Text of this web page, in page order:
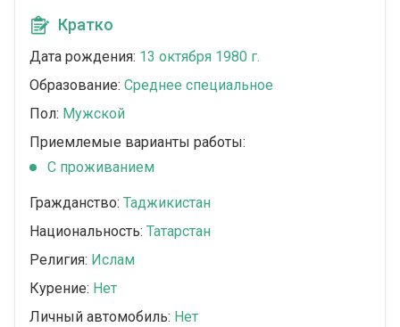
Кратко
Дата рождения: 13 октября 1980 г.
Образование: Среднее специальное
Пол: Мужской
Приемлемые варианты работы:
C проживанием
Гражданство: Таджикистан
Национальность: Татарстан
Религия: Ислам
Курение: Нет
Личный автомобиль: Нет